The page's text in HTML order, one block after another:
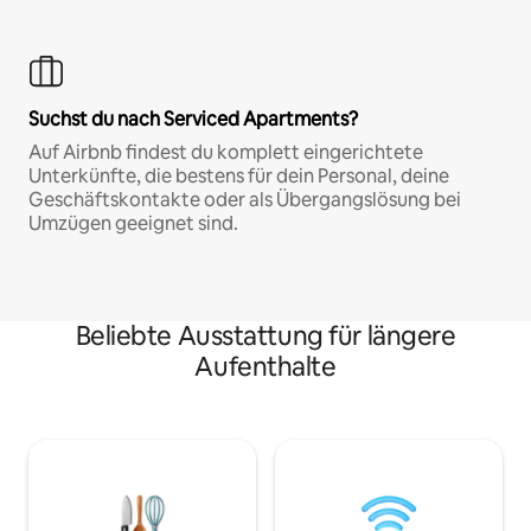
Suchst du nach Serviced Apartments?
Auf Airbnb findest du komplett eingerichtete
Unterkünfte, die bestens für dein Personal, deine
Geschäftskontakte oder als Übergangslösung bei
Umzügen geeignet sind.
Beliebte Ausstattung für längere
Aufenthalte